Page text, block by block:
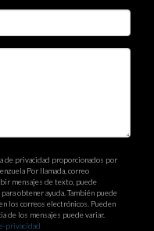
de privacidad proporcionados por
Por llamada, correo
mensajes de texto, puede
obtener ayuda. También puede
los correos electrónicos. Pueden
de los mensajes puede variar.
privacidad